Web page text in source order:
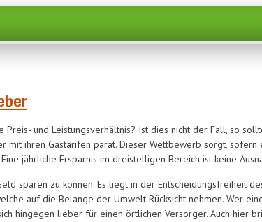
und Leistungsverhältnis? Ist dies nicht der Fall, so
ihren Gastarifen parat. Dieser Wettbewerb sorgt,
jährliche Ersparnis im dreistelligen Bereich ist keine
sparen zu können. Es liegt in der Entscheidungsfreiheit
auf die Belange der Umwelt Rücksicht nehmen. Wer
hingegen lieber für einen örtlichen Versorger. Auch hier